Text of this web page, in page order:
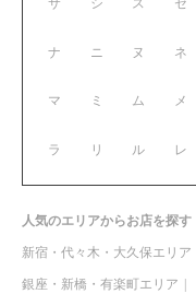
サ シ ス セ
ナ ニ ヌ ネ
マ ミ ム メ
ラ リ ル レ
人気のエリアからお店を探す
新宿・代々木・大久保エリア
銀座・新橋・有楽町エリア